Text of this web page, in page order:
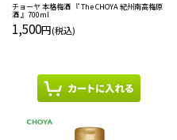
チョーヤ 本格梅酒 『 The CHOYA 紀州南高梅原
酒 』700ml
1,500円(税込)